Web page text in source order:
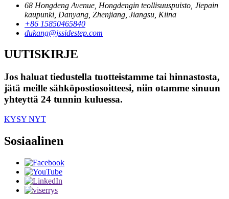
68 Hongdeng Avenue, Hongdengin teollisuuspuisto, Jiepain
kaupunki, Danyang, Zhenjiang, Jiangsu, Kiina
+86 15850465840
dukang@jssidestep.com
UUTISKIRJE
Jos haluat tiedustella tuotteistamme tai hinnastosta,
jätä meille sähköpostiosoitteesi, niin otamme sinuun
yhteyttä 24 tunnin kuluessa.
KYSY NYT
Sosiaalinen